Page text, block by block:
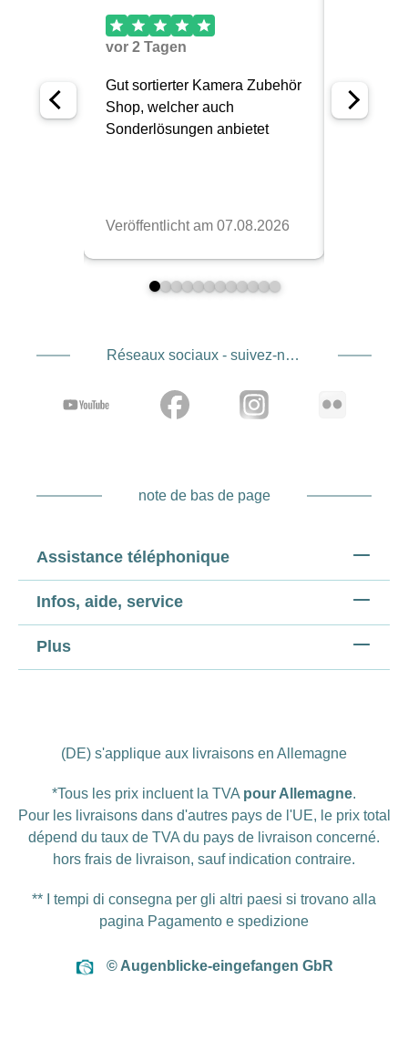
Réseaux sociaux - suivez-nous
note de bas de page
Assistance téléphonique
Infos, aide, service
Plus
(DE) s'applique aux livraisons en Allemagne
*Tous les prix incluent la TVA pour Allemagne.
Pour les livraisons dans d'autres pays de l'UE, le prix total
dépend du taux de TVA du pays de livraison concerné.
hors frais de livraison, sauf indication contraire.
** I tempi di consegna per gli altri paesi si trovano alla
pagina Pagamento e spedizione
© Augenblicke-eingefangen GbR